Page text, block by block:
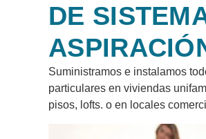
DE
Suministramos e instalamos
particulares en viviendas
pisos, lofts. o en locales